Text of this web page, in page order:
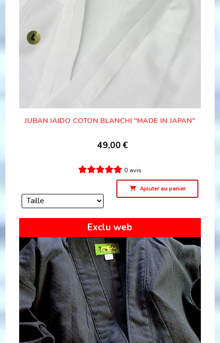
JUBAN IAIDO COTON BLANCHI "MADE IN JAPAN"
49,00 €
0 avis
Ajouter au panier
Exclu web